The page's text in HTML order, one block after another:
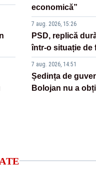
economică”
7 aug. 2026, 15:26
PSD, replică
într-o situație de
7 aug. 2026, 14:51
Ședința de
Bolojan nu a